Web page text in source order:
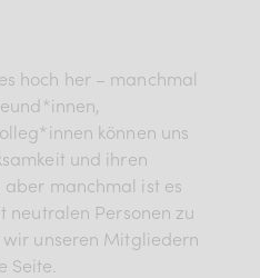
hoch her – manchmal
können uns
und ihren
manchmal ist es
neutralen Personen zu
unseren Mitgliedern
Seite.